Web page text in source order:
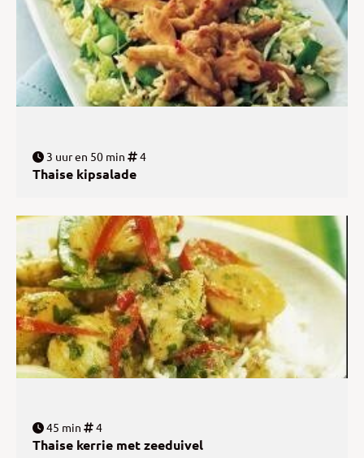
3 uur en 50 min 4
Thaise kipsalade
45 min 4
Thaise kerrie met zeeduivel